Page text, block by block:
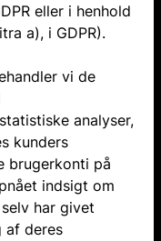
eller i henhold
a), i GDPR).
vi de
analyser,
kunders
brugerkonti på
indsigt om
har givet
af deres